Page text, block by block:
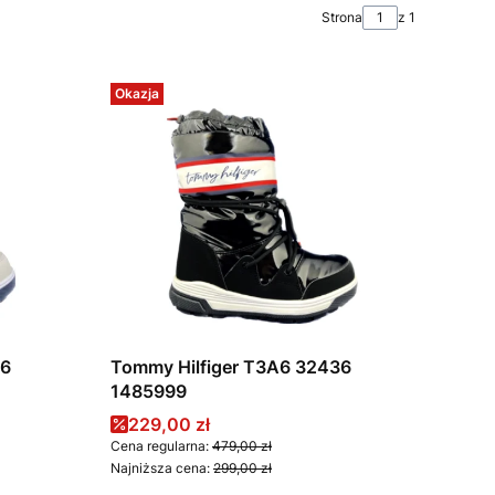
Strona z 1
Okazja
Tommy Hilfiger T3A6 32436
1485999
Cena promocyjna
229,00 zł
Cena regularna: 479,00 zł
Najniższa cena: 299,00 zł